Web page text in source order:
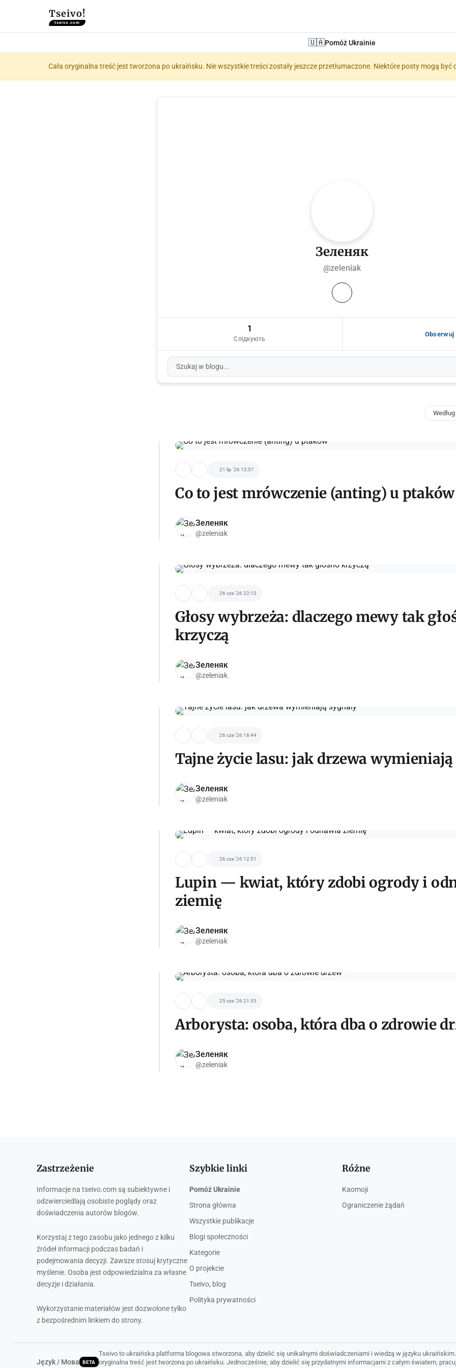
Tseivo!
tseivo.com
🇺🇦Pomóż Ukrainie
Cała oryginalna treść jest tworzona po ukraińsku. Nie wszystkie treści zostały jeszcze przetłumaczone. Niektóre posty mogą
Зеленяк
@zeleniak
1
Слідкують
Obserwuj
21 lip '26 12:57
Co to jest mrówczenie (anting) u ptaków
Зеленяк
@zeleniak
26 cze '26 22:10
Głosy wybrzeża: dlaczego mewy tak
krzyczą
Зеленяк
@zeleniak
26 cze '26 18:44
Tajne życie lasu: jak drzewa wymieniają
Зеленяк
@zeleniak
26 cze '26 12:51
Lupin — kwiat, który zdobi ogrody i
ziemię
Зеленяк
@zeleniak
25 cze '26 21:35
Arborysta: osoba, która dba o zdrowie
Зеленяк
@zeleniak
Zastrzeżenie
Informacje na tseivo.com są subiektywne i
odzwierciedlają osobiste poglądy oraz
doświadczenia autorów blogów.
Korzystaj z tego zasobu jako jednego z kilku
źródeł informacji podczas badań i
podejmowania decyzji. Zawsze stosuj krytyczne
myślenie. Osoba jest odpowiedzialna za własne
decyzje i działania.
Wykorzystanie materiałów jest dozwolone tylko
z bezpośrednim linkiem do strony.
Szybkie linki
Pomóż Ukrainie
Strona główna
Wszystkie publikacje
Blogi społeczności
Kategorie
O projekcie
Tseivo, blog
Polityka prywatności
Różne
Kaomoji
Ograniczenie żądań
Język / Мова BETA
Tseivo to ukraińska platforma blogowa stworzona, aby dzielić się unikalnymi doświadczeniami i wiedzą w języku ukraińskim.
oryginalna treść jest tworzona po ukraińsku. Jednocześnie, aby dzielić się przydatnymi informacjami z całym światem,